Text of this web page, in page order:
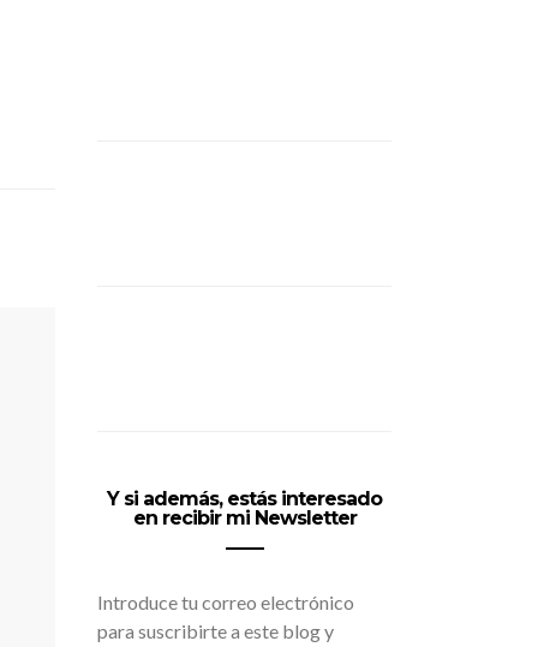
Y si además, estás interesado
en recibir mi Newsletter
Introduce tu correo electrónico
para suscribirte a este blog y